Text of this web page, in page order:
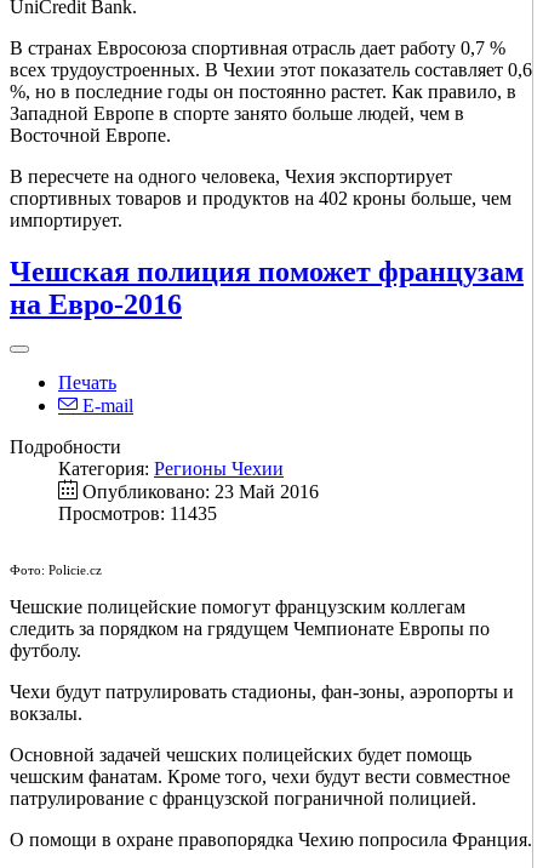
UniCredit Bank.
В странах Евросоюза спортивная отрасль дает работу 0,7 %
всех трудоустроенных. В Чехии этот показатель составляет 0,6
%, но в последние годы он постоянно растет. Как правило, в
Западной Европе в спорте занято больше людей, чем в
Восточной Европе.
В пересчете на одного человека, Чехия экспортирует
спортивных товаров и продуктов на 402 кроны больше, чем
импортирует.
Чешская полиция поможет французам
на Евро-2016
Печать
E-mail
Подробности
Категория: Регионы Чехии
Опубликовано: 23 Май 2016
Просмотров: 11435
Фото: Policie.cz
Чешские полицейские помогут французским коллегам
следить за порядком на грядущем Чемпионате Европы по
футболу.
Чехи будут патрулировать стадионы, фан-зоны, аэропорты и
вокзалы.
Основной задачей чешских полицейских будет помощь
чешским фанатам. Кроме того, чехи будут вести совместное
патрулирование с французской пограничной полицией.
О помощи в охране правопорядка Чехию попросила Франция.